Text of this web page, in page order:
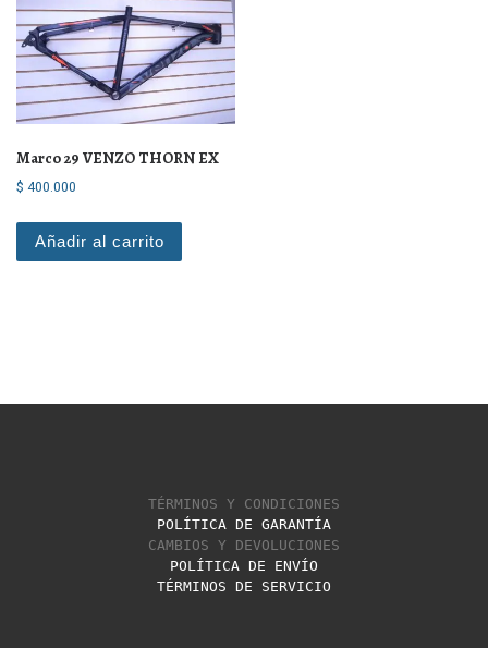
Marco 29 VENZO THORN EX
$ 400.000
Añadir al carrito
TÉRMINOS Y CONDICIONES
POLÍTICA DE GARANTÍA
CAMBIOS Y DEVOLUCIONES
POLÍTICA DE ENVÍO
TÉRMINOS DE SERVICIO